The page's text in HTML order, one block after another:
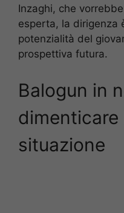
Inzaghi, che
esperta, la dirigenza
potenzialità del
prospettiva futura.
Balogun in
dimenticare
situazione